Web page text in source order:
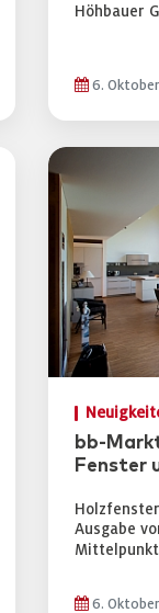
Höhbauer
6.
bb-
Fenster
Ausgabe
6.